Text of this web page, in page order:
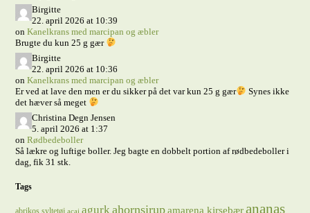
Birgitte
22. april 2026 at 10:39
onKanelkrans med marcipan og æbler
Brugte du kun 25 g gær
Birgitte
22. april 2026 at 10:36
onKanelkrans med marcipan og æbler
Er ved at lave den men er du sikker på det var kun 25 g gær
Synes ikke
det hæver så meget
Christina Degn Jensen
5. april 2026 at 1:37
onRødbedeboller
Så lækre og luftige boller. Jeg bagte en dobbelt portion af rødbedeboller i
dag, fik 31 stk.
Tags
abrikos syltetøj acai agurkahornsirupamarena kirsebærananas